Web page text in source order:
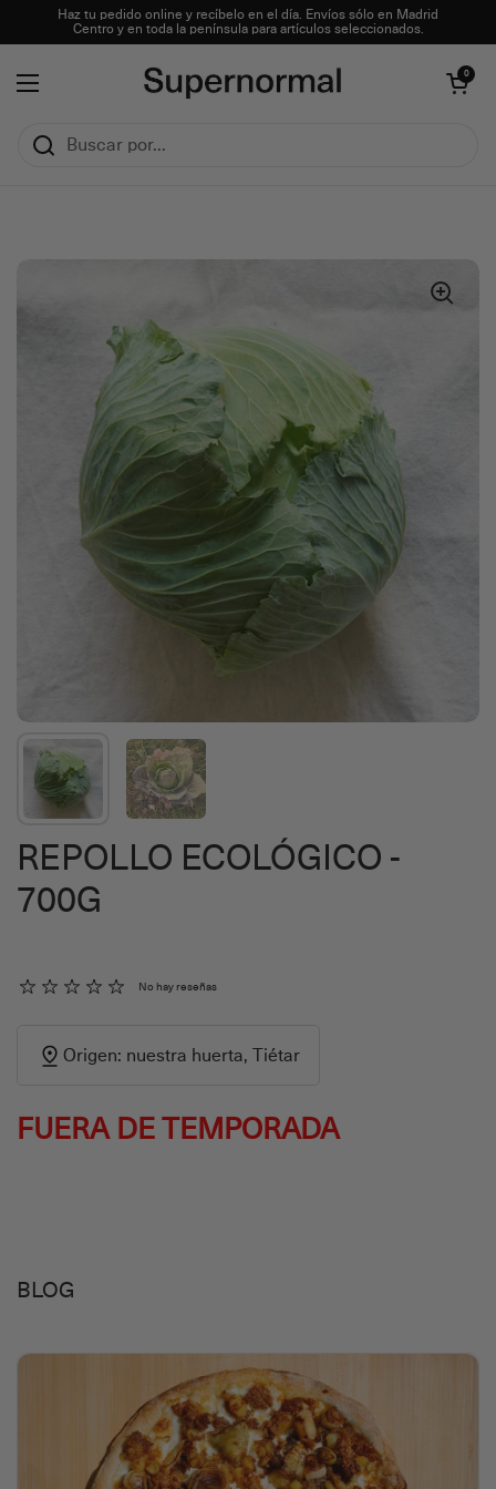
Ir al contenidoHaz tu pedido online y recíbelo en el día. Envíos sólo en Madrid
Centro y en toda la península para artículos seleccionados.
Abrir menú
Abrir carrito
0
REPOLLO ECOLÓGICO -
700G
No hay reseñas
Origen: nuestra huerta, Tiétar
FUERA DE TEMPORADA
BLOG